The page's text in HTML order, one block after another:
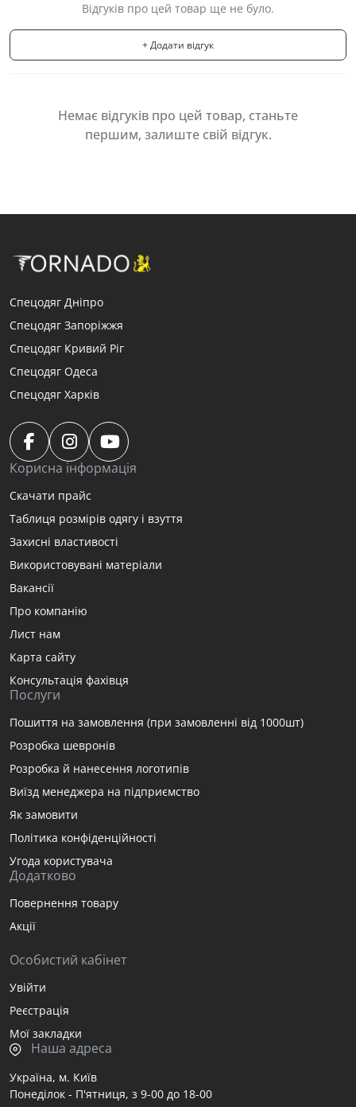
Відгуків про цей товар ще не було.
+ Додати відгук
Немає відгуків про цей товар, станьте
першим, залиште свій відгук.
Спецодяг Дніпро
Спецодяг Запоріжжя
Спецодяг Кривий Ріг
Спецодяг Одеса
Спецодяг Харків
Корисна інформація
Скачати прайс
Таблиця розмірів одягу і взуття
Захисні властивості
Використовувані матеріали
Вакансії
Про компанію
Лист нам
Карта сайту
Консультація фахівця
Послуги
Пошиття на замовлення (при замовленні від 1000шт)
Розробка шевронів
Розробка й нанесення логотипів
Виїзд менеджера на підприємство
Як замовити
Політика конфіденційності
Угода користувача
Додатково
Повернення товару
Акції
Особистий кабінет
Увійти
Реєстрація
Мої закладки
Наша адреса
Україна, м. Київ
Понеділок - П'ятниця, з 9-00 до 18-00